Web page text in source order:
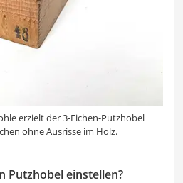
erzielt der 3-Eichen-Putzhobel
ohne Ausrisse im Holz.
Putzhobel einstellen?